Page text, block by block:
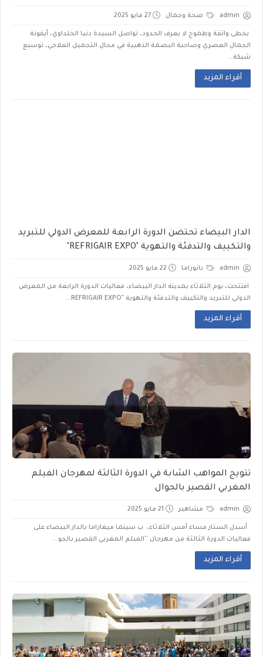
admin صحة وجمال 27 مايو 2025
بخطى واثقة وطموح لا يعرف الحدود، تواصل السيدة دنيا الخلداوي، أيقونة
الجمال العصري وصاحبة البصمة الذهبية في مجال التجميل العلاجي، توسيع
شبكة...
أقراء المزيد
الدار البيضاء تحتضن الدورة الرابعة للمعرض الدولي للتبريد
والتكييف والتدفئة والتهوية "REFRIGAIR EXPO"
admin بانوراما 22 مايو 2025
افتتحت، يوم الثلاثاء بمدينة الدار البيضاء، فعاليات الدورة الرابعة من المعرض
الدولي للتبريد والتكييف والتدفئة والتهوية "REFRIGAIR EXPO...
أقراء المزيد
تتويج المواهب الشابة في الدورة الثالثة لمهرجان الفيلم
المغربي القصير بالجوال
admin مشاهير 21 مايو 2025
أسدل الستار مساء أمس الثلاثاء، ب سينما ميغاراما بالدار البيضاء على
فعاليات الدورة الثالثة من مهرجان ''الفيلم المغربي القصير بالجو...
أقراء المزيد